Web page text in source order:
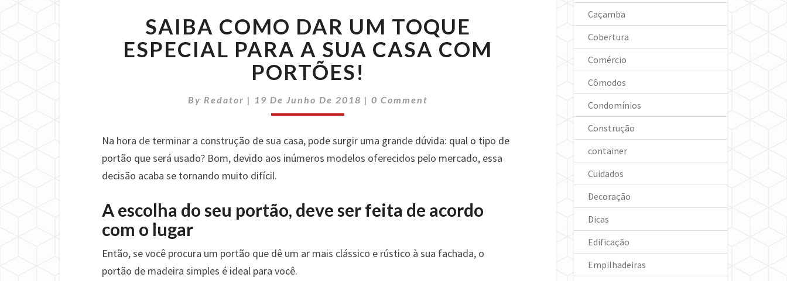
COMO
DAR
UM
TOQUE
ESPECIAL
PARA
A
CASA
COM
SAIBA COMO DAR UM TOQUE
ESPECIAL PARA A SUA CASA COM
PORTÕES!
By Redator | 19 De Junho De 2018 | Comments
0 Comment
Na hora de terminar a construção de sua casa, pode surgir uma grande dúvida: qual o tipo de
portão que será usado? Bom, devido aos inúmeros modelos oferecidos pelo mercado, essa
decisão acaba se tornando muito difícil.
A escolha do seu portão, deve ser feita de acordo
com o lugar
Então, se você procura um portão que dê um ar mais clássico e rústico à sua fachada, o
portão de madeira simples é ideal para você.
Caçamba
Cobertura
Comércio
Cômodos
Condomínios
Construção
container
Cuidados
Decoração
Dicas
Edificação
Empilhadeiras